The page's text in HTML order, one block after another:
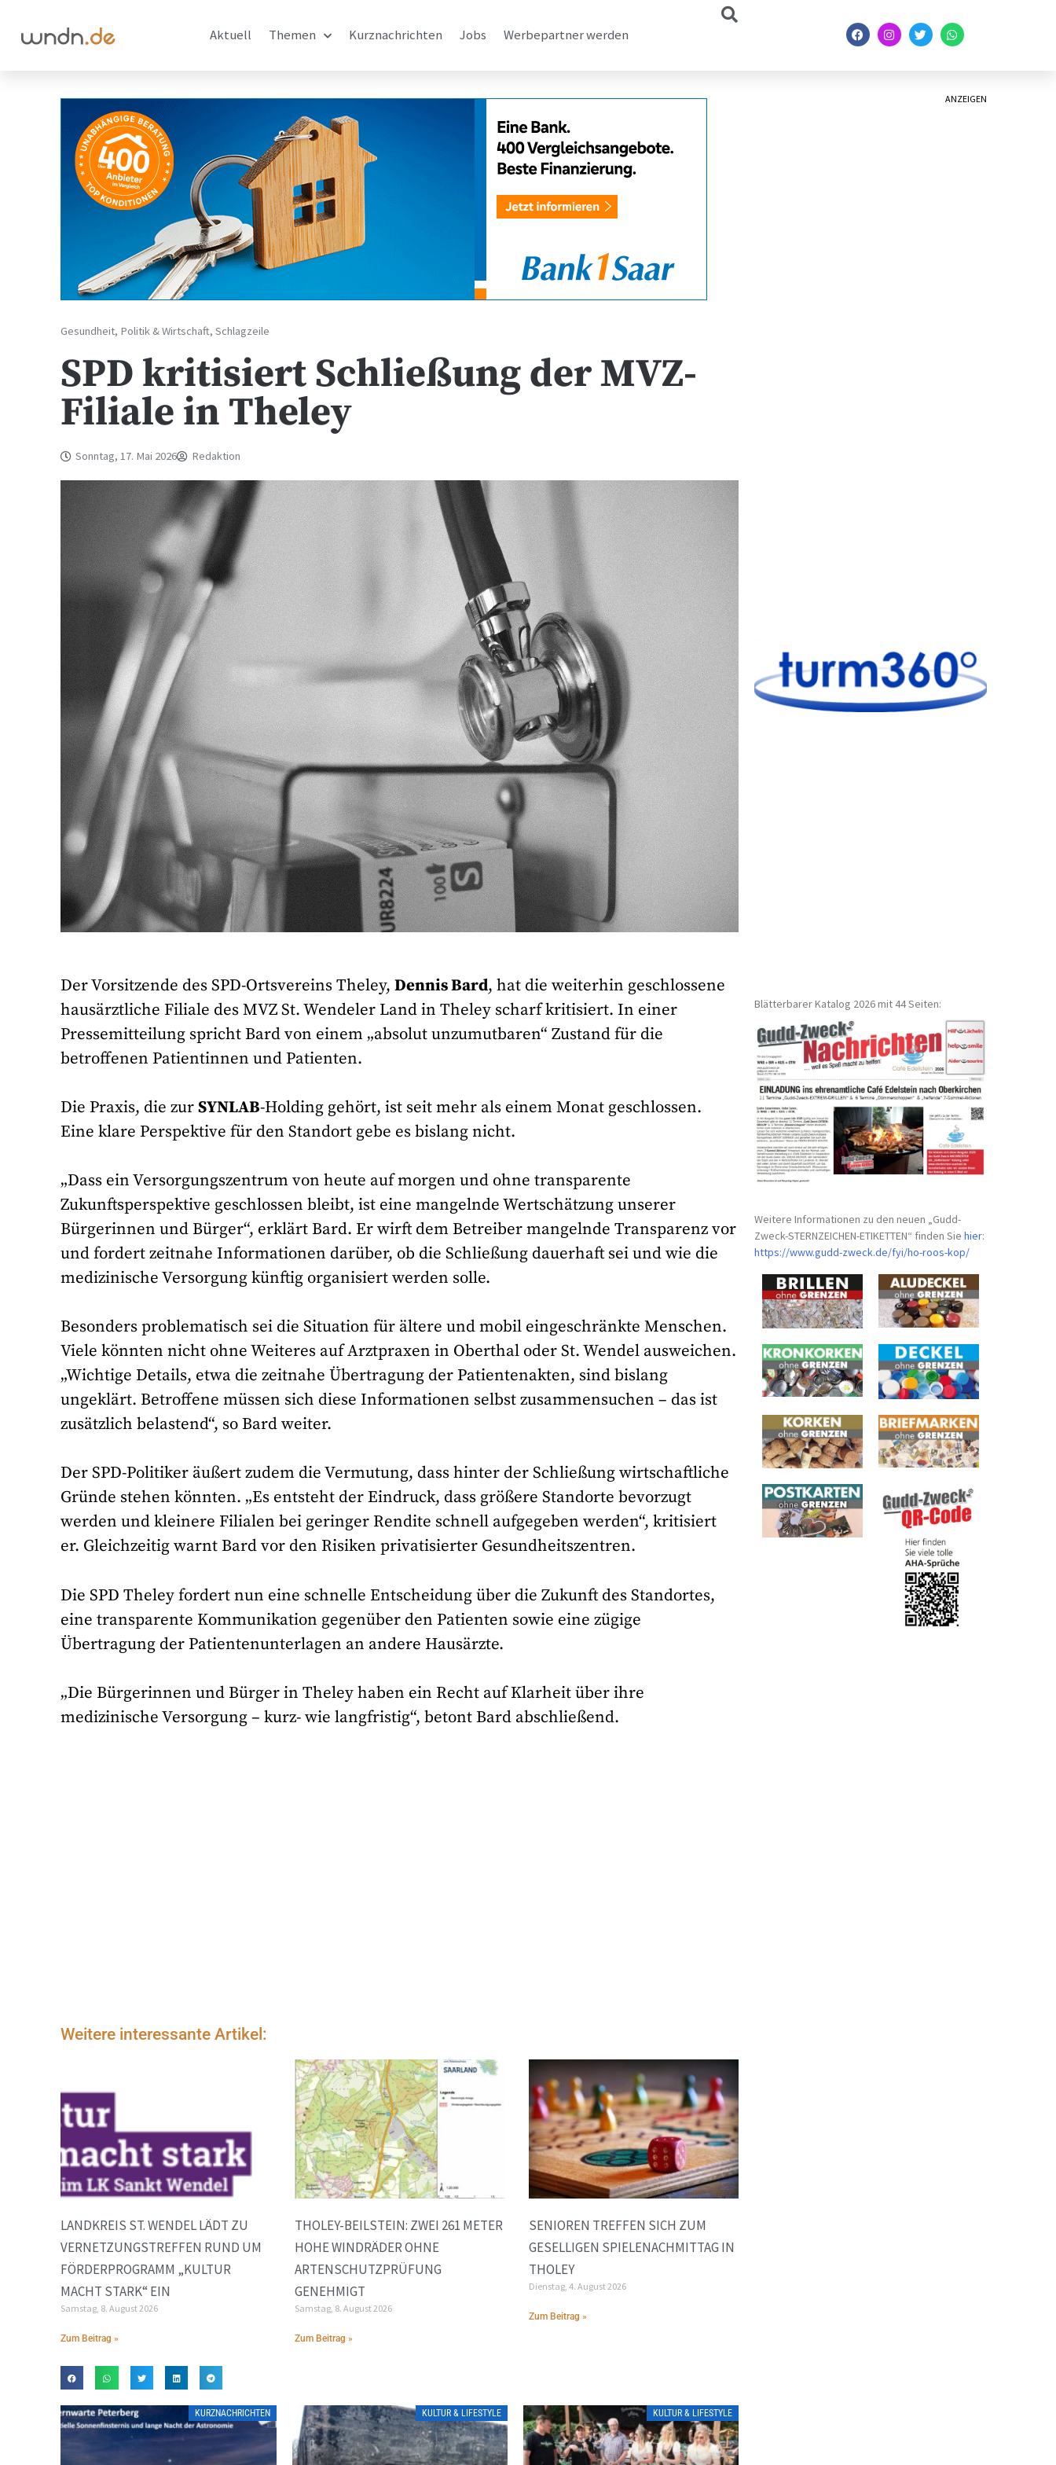
Aktuell Themen Kurznachrichten Jobs Werbepartner werden
Gesundheit, Politik & Wirtschaft,Schlagzeile
SPD kritisiert Schließung der MVZ-
Filiale in Theley
Sonntag, 17. Mai 2026 Redaktion
Der Vorsitzende des SPD-Ortsvereins Theley,Dennis Bard, hat die weiterhin geschlossene
hausärztliche Filiale des MVZ St. Wendeler Land in Theley scharf kritisiert. In einer
Pressemitteilung spricht Bard von einem „absolut unzumutbaren“ Zustand für die
betroffenen Patientinnen und Patienten.
Die Praxis, die zurSYNLAB-Holding gehört, ist seit mehr als einem Monat geschlossen.
Eine klare Perspektive für den Standort gebe es bislang nicht.
„Dass ein Versorgungszentrum von heute auf morgen und ohne transparente
Zukunftsperspektive geschlossen bleibt, ist eine mangelnde Wertschätzung unserer
Bürgerinnen und Bürger“, erklärt Bard. Er wirft dem Betreiber mangelnde Transparenz vor
und fordert zeitnahe Informationen darüber, ob die Schließung dauerhaft sei und wie die
medizinische Versorgung künftig organisiert werden solle.
Besonders problematisch sei die Situation für ältere und mobil eingeschränkte Menschen.
Viele könnten nicht ohne Weiteres auf Arztpraxen in Oberthal oder St. Wendel ausweichen.
„Wichtige Details, etwa die zeitnahe Übertragung der Patientenakten, sind bislang
ungeklärt. Betroffene müssen sich diese Informationen selbst zusammensuchen – das ist
zusätzlich belastend“, so Bard weiter.
Der SPD-Politiker äußert zudem die Vermutung, dass hinter der Schließung wirtschaftliche
Gründe stehen könnten. „Es entsteht der Eindruck, dass größere Standorte bevorzugt
werden und kleinere Filialen bei geringer Rendite schnell aufgegeben werden“, kritisiert
er. Gleichzeitig warnt Bard vor den Risiken privatisierter Gesundheitszentren.
Die SPD Theley fordert nun eine schnelle Entscheidung über die Zukunft des Standortes,
eine transparente Kommunikation gegenüber den Patienten sowie eine zügige
Übertragung der Patientenunterlagen an andere Hausärzte.
„Die Bürgerinnen und Bürger in Theley haben ein Recht auf Klarheit über ihre
medizinische Versorgung – kurz- wie langfristig“, betont Bard abschließend.
Weitere interessante Artikel:
LANDKREIS ST. WENDEL LÄDT ZU
VERNETZUNGSTREFFEN RUND UM
FÖRDERPROGRAMM „KULTUR
MACHT STARK“ EIN
Samstag, 8. August 2026
Zum Beitrag »
THOLEY-BEILSTEIN: ZWEI 261 METER
HOHE WINDRÄDER OHNE
ARTENSCHUTZPRÜFUNG
GENEHMIGT
Samstag, 8. August 2026
Zum Beitrag »
SENIOREN TREFFEN SICH ZUM
GESELLIGEN SPIELENACHMITTAG IN
THOLEY
Dienstag, 4. August 2026
Zum Beitrag »
KURZNACHRICHTEN KULTUR & LIFESTYLE KULTUR & LIFESTYLE
ANZEIGEN
Blätterbarer Katalog 2026 mit 44 Seiten:
Weitere Informationen zu den neuen „Gudd-
Zweck-STERNZEICHEN-ETIKETTEN“ finden Siehier:
https://www.gudd-zweck.de/fyi/ho-roos-kop/